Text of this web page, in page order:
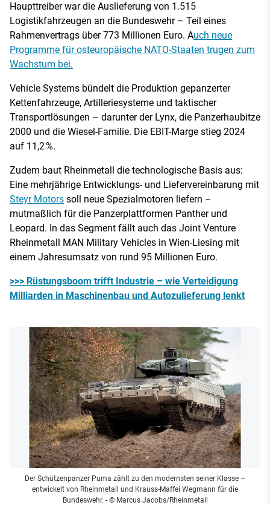
Haupttreiber war die Auslieferung von 1.515
Logistikfahrzeugen an die Bundeswehr – Teil eines
Rahmenvertrags über 773 Millionen Euro. Auch neue
Programme für osteuropäische NATO-Staaten trugen zum
Wachstum bei.
Vehicle Systems bündelt die Produktion gepanzerter
Kettenfahrzeuge, Artilleriesysteme und taktischer
Transportlösungen – darunter der Lynx, die Panzerhaubitze
2000 und die Wiesel-Familie. Die EBIT-Marge stieg 2024
auf 11,2 %.
Zudem baut Rheinmetall die technologische Basis aus:
Eine mehrjährige Entwicklungs- und Liefervereinbarung mit
Steyr Motors soll neue Spezialmotoren liefern –
mutmaßlich für die Panzerplattformen Panther und
Leopard. In das Segment fällt auch das Joint Venture
Rheinmetall MAN Military Vehicles in Wien-Liesing mit
einem Jahresumsatz von rund 95 Millionen Euro.
>>> Rüstungsboom trifft Industrie – wie Verteidigung
Milliarden in Maschinenbau und Autozulieferung lenkt
Der Schützenpanzer Puma zählt zu den modernsten seiner Klasse –
entwickelt von Rheinmetall und Krauss-Maffei Wegmann für die
Bundeswehr. - © Marcus Jacobs/Rheinmetall